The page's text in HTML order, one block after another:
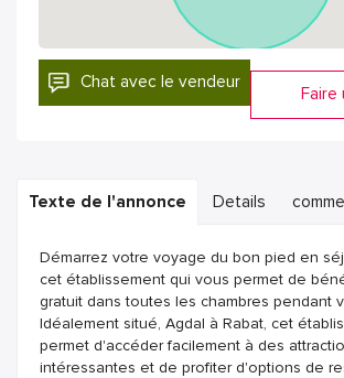
Chat avec le vendeur
Faire
Texte de l'annonce Details
Démarrez votre voyage du bon pied en
cet établissement qui vous permet de
gratuit dans toutes les chambres pendant
Idéalement situé, Agdal à Rabat, cet
permet d'accéder facilement à des
intéressantes et de profiter d'options de